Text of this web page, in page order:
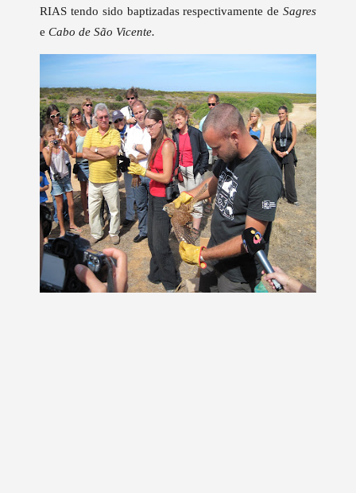
RIAS tendo sido baptizadas respectivamente de Sagres
e Cabo de São Vicente.